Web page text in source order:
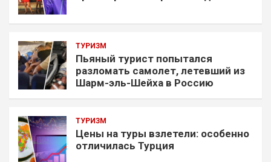
ТУРИЗМ
Пьяный турист попытался
разломать самолет, летевший из
Шарм-эль-Шейха в Россию
ТУРИЗМ
Цены на туры взлетели: особенно
отличилась Турция